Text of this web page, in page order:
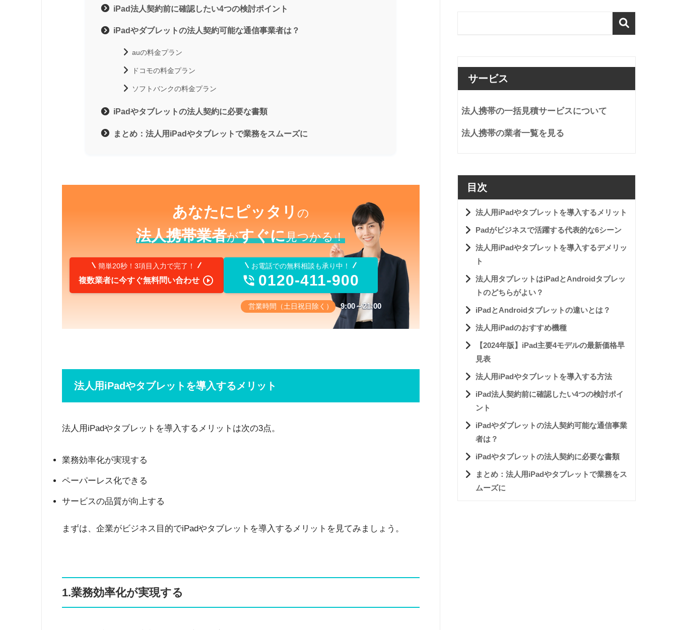
iPad法人契約前に確認したい4つの検討ポイント
iPadやダブレットの法人契約可能な通信事業者は？
auの料金プラン
ドコモの料金プラン
ソフトバンクの料金プラン
iPadやタブレットの法人契約に必要な書類
まとめ：法人用iPadやタブレットで業務をスムーズに
あなたにピッタリ の
法人携帯業者がすぐに見つかる！
簡単20秒！3項目入力で完了！
複数業者に今すぐ無料問い合わせ 
お電話での無料相談も承り中！
 0120-411-900
営業時間（土日祝日除く） 9:00～21:00
法人用iPadやタブレットを導入するメリット
法人用iPadやタブレットを導入するメリットは次の3点。
業務効率化が実現する
ペーパーレス化できる
サービスの品質が向上する
まずは、企業がビジネス目的でiPadやタブレットを導入するメリットを見てみましょう。
1.業務効率化が実現する
サービス
法人携帯の一括見積サービスについて
法人携帯の業者一覧を見る
目次
法人用iPadやタブレットを導入するメリット
Padがビジネスで活躍する代表的な6シーン
法人用iPadやタブレットを導入するデメリッ
ト
法人用タブレットはiPadとAndroidタブレッ
トのどちらがよい？
iPadとAndroidタブレットの違いとは？
法人用iPadのおすすめ機種
【2024年版】iPad主要4モデルの最新価格早
見表
法人用iPadやタブレットを導入する方法
iPad法人契約前に確認したい4つの検討ポイ
ント
iPadやダブレットの法人契約可能な通信事業
者は？
iPadやタブレットの法人契約に必要な書類
まとめ：法人用iPadやタブレットで業務をス
ムーズに